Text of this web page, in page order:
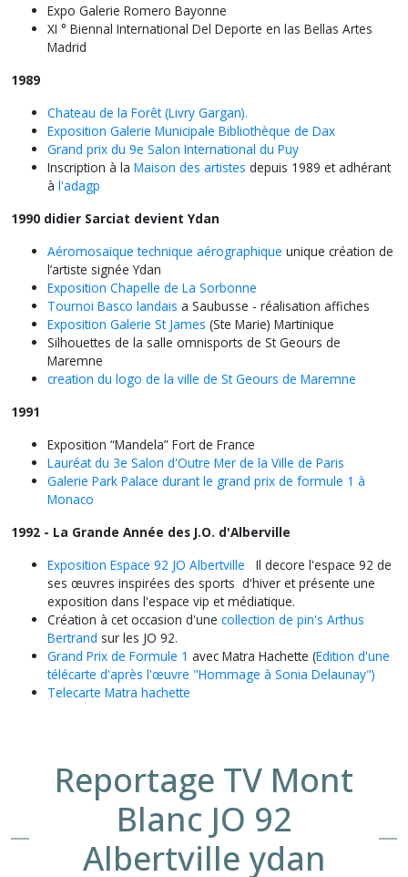
Expo Galerie Romero Bayonne
XI ° Biennal International Del Deporte en las Bellas Artes
Madrid
1989
Chateau de la Forêt (Livry Gargan).
Exposition Galerie Municipale Bibliothèque de Dax
Grand prix du 9e Salon International du Puy
Inscription à la Maison des artistes depuis 1989 et adhérant
à l'adagp
1990 didier Sarciat devient Ydan
Aéromosaïque technique aérographique unique création de
l’artiste signée Ydan
Exposition Chapelle de La Sorbonne
Tournoi Basco landais a Saubusse - réalisation affiches
Exposition Galerie St James (Ste Marie) Martinique
Silhouettes de la salle omnisports de St Geours de
Maremne
creation du logo de la ville de St Geours de Maremne
1991
Exposition “Mandela” Fort de France
Lauréat du 3e Salon d'Outre Mer de la Ville de Paris
Galerie Park Palace durant le grand prix de formule 1 à
Monaco
1992 - La Grande Année des J.O. d'Alberville
Exposition Espace 92 JO Albertville
Il decore l'espace 92 de
ses œuvres inspirées des sports d'hiver et présente une
exposition dans l'espace vip et médiatique.
Création à cet occasion d'une collection de pin's Arthus
Bertrand sur les JO 92.
Grand Prix de Formule 1 avec Matra Hachette (Edition d'une
télécarte d'après l'œuvre "Hommage à Sonia Delaunay")
Telecarte Matra hachette
Reportage TV Mont
Blanc JO 92
Albertville ydan